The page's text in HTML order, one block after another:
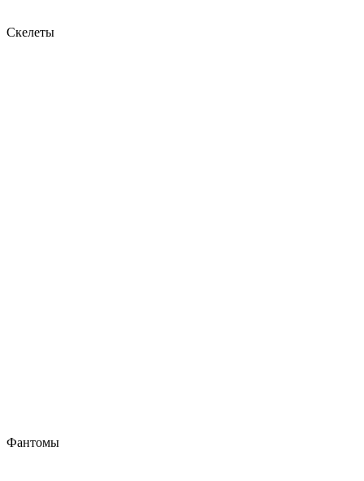
Скелеты
Фантомы